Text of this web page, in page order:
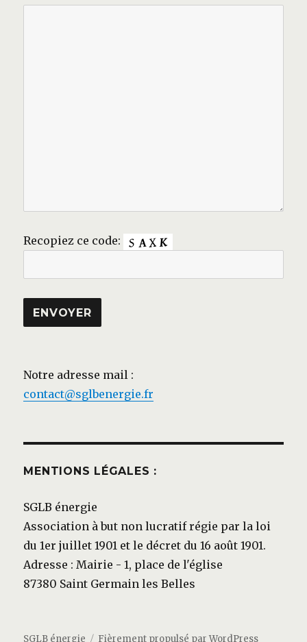
Recopiez ce code:
Notre adresse mail :
contact@sglbenergie.fr
MENTIONS LÉGALES :
SGLB énergie
Association à but non lucratif régie par la loi
du 1er juillet 1901 et le décret du 16 août 1901.
Adresse : Mairie - 1, place de l'église
87380 Saint Germain les Belles
SGLB énergie Fièrement propulsé par WordPress